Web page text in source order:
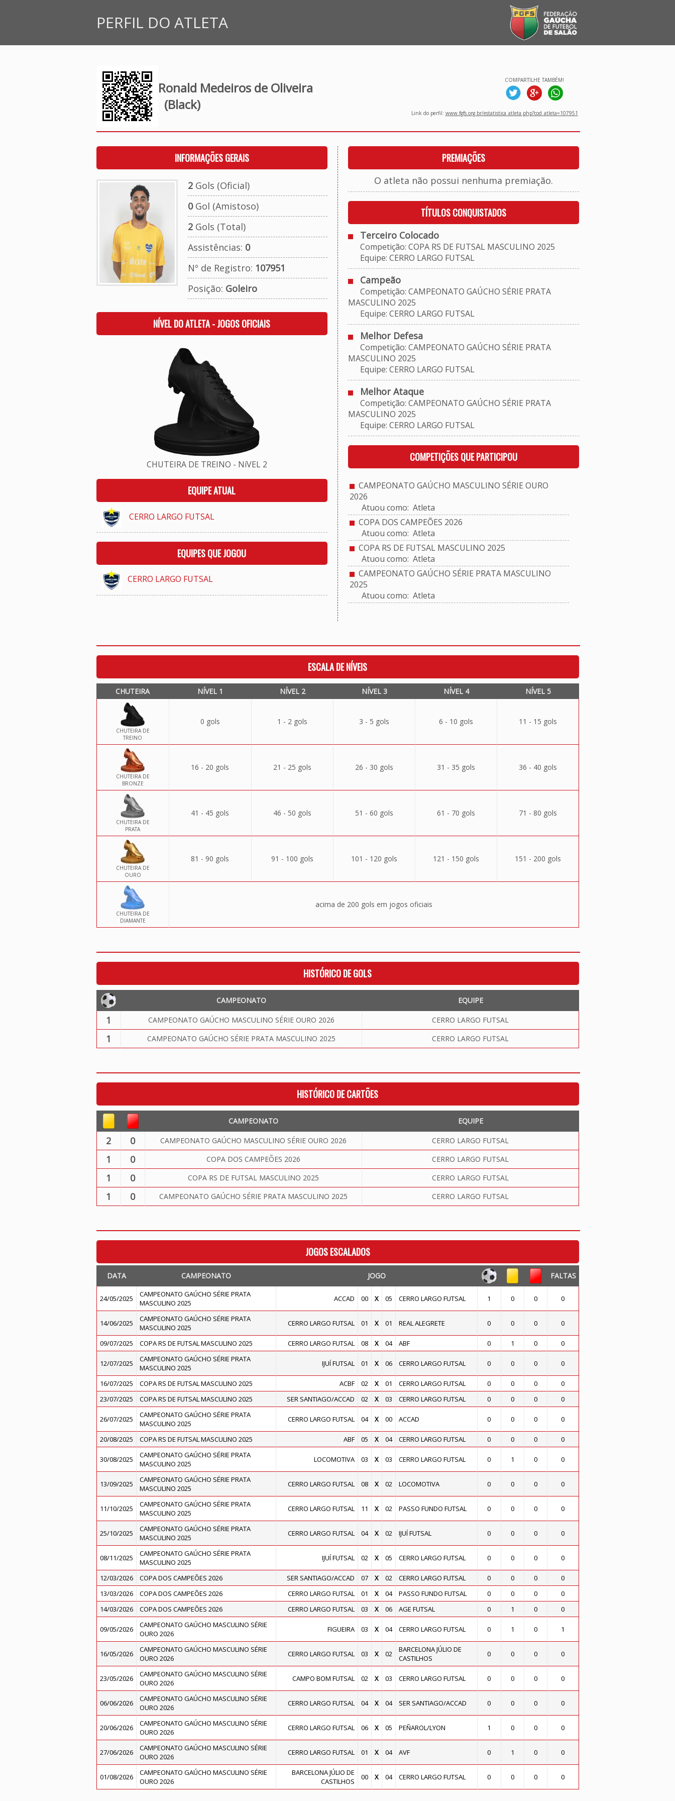
PERFIL DO ATLETA
Ronald Medeiros de Oliveira
(Black)
COMPARTILHE TAMBÉM!
Link do perfil: www.fgfs.org.br/estatistica_atleta.php?cod_atleta=107951
INFORMAÇÕES GERAIS
2Gols (Oficial)
0Gol (Amistoso)
2Gols (Total)
Assistências: 0
Nº de Registro: 107951
Posição: Goleiro
NÍVEL DO ATLETA - JOGOS OFICIAIS
CHUTEIRA DE TREINO - NíVEL 2
EQUIPE ATUAL
CERRO LARGO FUTSAL
EQUIPES QUE JOGOU
CERRO LARGO FUTSAL
PREMIAÇÕES
O atleta não possui nenhuma premiação.
TÍTULOS CONQUISTADOS
Terceiro Colocado
Competição: COPA RS DE FUTSAL MASCULINO 2025
Equipe: CERRO LARGO FUTSAL
Campeão
Competição: CAMPEONATO GAÚCHO SÉRIE PRATA
MASCULINO 2025
Equipe: CERRO LARGO FUTSAL
Melhor Defesa
Competição: CAMPEONATO GAÚCHO SÉRIE PRATA
MASCULINO 2025
Equipe: CERRO LARGO FUTSAL
Melhor Ataque
Competição: CAMPEONATO GAÚCHO SÉRIE PRATA
MASCULINO 2025
Equipe: CERRO LARGO FUTSAL
COMPETIÇÕES QUE PARTICIPOU
CAMPEONATO GAÚCHO MASCULINO SÉRIE OURO
2026
Atuou como: Atleta
COPA DOS CAMPEÕES 2026
Atuou como: Atleta
COPA RS DE FUTSAL MASCULINO 2025
Atuou como: Atleta
CAMPEONATO GAÚCHO SÉRIE PRATA MASCULINO
2025
Atuou como: Atleta
ESCALA DE NÍVEIS
CHUTEIRA NÍVEL 1 NÍVEL 2 NÍVEL 3 NÍVEL 4 NÍVEL 5
CHUTEIRA DE
TREINO
0 gols 1 - 2 gols 3 - 5 gols 6 - 10 gols 11 - 15 gols
CHUTEIRA DE
BRONZE
16 - 20 gols 21 - 25 gols 26 - 30 gols 31 - 35 gols 36 - 40 gols
CHUTEIRA DE
PRATA
41 - 45 gols 46 - 50 gols 51 - 60 gols 61 - 70 gols 71 - 80 gols
CHUTEIRA DE
OURO
81 - 90 gols 91 - 100 gols 101 - 120 gols 121 - 150 gols 151 - 200 gols
CHUTEIRA DE
DIAMANTE
acima de 200 gols em jogos oficiais
HISTÓRICO DE GOLS
CAMPEONATO EQUIPE
1 CAMPEONATO GAÚCHO MASCULINO SÉRIE OURO 2026 CERRO LARGO FUTSAL
1 CAMPEONATO GAÚCHO SÉRIE PRATA MASCULINO 2025 CERRO LARGO FUTSAL
HISTÓRICO DE CARTÕES
CAMPEONATO EQUIPE
2 0 CAMPEONATO GAÚCHO MASCULINO SÉRIE OURO 2026 CERRO LARGO FUTSAL
1 0 COPA DOS CAMPEÕES 2026 CERRO LARGO FUTSAL
1 0 COPA RS DE FUTSAL MASCULINO 2025 CERRO LARGO FUTSAL
1 0 CAMPEONATO GAÚCHO SÉRIE PRATA MASCULINO 2025 CERRO LARGO FUTSAL
JOGOS ESCALADOS
DATA CAMPEONATO JOGO FALTAS
24/05/2025
CAMPEONATO GAÚCHO SÉRIE PRATA
MASCULINO 2025
ACCAD 00 X 05 CERRO LARGO FUTSAL 1 0 0 0
14/06/2025
CAMPEONATO GAÚCHO SÉRIE PRATA
MASCULINO 2025
CERRO LARGO FUTSAL 01 X 01 REAL ALEGRETE 0 0 0 0
09/07/2025 COPA RS DE FUTSAL MASCULINO 2025 CERRO LARGO FUTSAL 08 X 04 ABF 0 1 0 0
12/07/2025
CAMPEONATO GAÚCHO SÉRIE PRATA
MASCULINO 2025
IJUÍ FUTSAL 01 X 06 CERRO LARGO FUTSAL 0 0 0 0
16/07/2025 COPA RS DE FUTSAL MASCULINO 2025 ACBF 02 X 01 CERRO LARGO FUTSAL 0 0 0
0
23/07/2025
COPA RS DE FUTSAL MASCULINO 2025 SER SANTIAGO/ACCAD 02 X 03 CERRO LARGO FUTSAL 0 0 0 0
26/07/2025
CAMPEONATO GAÚCHO SÉRIE PRATA
MASCULINO 2025
CERRO LARGO FUTSAL 04 X 00 ACCAD 0 0 0 0
20/08/2025 COPA RS DE FUTSAL MASCULINO 2025 ABF 05 X 04 CERRO LARGO FUTSAL 0 0 0 0
30/08/2025
CAMPEONATO GAÚCHO SÉRIE PRATA
MASCULINO 2025
LOCOMOTIVA 03 X 03 CERRO LARGO FUTSAL 0 1 0 0
13/09/2025
CAMPEONATO GAÚCHO SÉRIE PRATA
MASCULINO 2025
CERRO LARGO FUTSAL 08 X 02 LOCOMOTIVA 0 0 0 0
11/10/2025
CAMPEONATO GAÚCHO SÉRIE PRATA
MASCULINO 2025
CERRO LARGO FUTSAL 11 X 02 PASSO FUNDO FUTSAL 0 0 0 0
25/10/2025
CAMPEONATO GAÚCHO SÉRIE PRATA
MASCULINO 2025
CERRO LARGO FUTSAL 04 X 02 IJUÍ FUTSAL 0 0 0 0
08/11/2025
CAMPEONATO GAÚCHO SÉRIE PRATA
MASCULINO 2025
IJUÍ FUTSAL 02 X 05 CERRO LARGO FUTSAL 0 0 0 0
12/03/2026 COPA DOS CAMPEÕES 2026 SER SANTIAGO/ACCAD 07 X 02 CERRO LARGO FUTSAL 0 0 0
0
13/03/2026
COPA DOS CAMPEÕES 2026 CERRO LARGO FUTSAL 01 X 04 PASSO FUNDO FUTSAL 0 0 0
0
14/03/2026
COPA DOS CAMPEÕES 2026 CERRO LARGO FUTSAL 03 X 06 AGE FUTSAL 0 1 0 0
09/05/2026
CAMPEONATO GAÚCHO MASCULINO SÉRIE
OURO 2026
FIGUEIRA 03 X 04 CERRO LARGO FUTSAL 0 1 0 1
16/05/2026
CAMPEONATO GAÚCHO MASCULINO SÉRIE
OURO 2026
CERRO LARGO FUTSAL 03 X 02
BARCELONA JÚLIO DE
CASTILHOS
0 0 0 0
23/05/2026
CAMPEONATO GAÚCHO MASCULINO SÉRIE
OURO 2026
CAMPO BOM FUTSAL 02 X 03 CERRO LARGO FUTSAL 0 0 0 0
06/06/2026
CAMPEONATO GAÚCHO MASCULINO SÉRIE
OURO 2026
CERRO LARGO FUTSAL 04 X 04 SER SANTIAGO/ACCAD 0 0 0 0
20/06/2026
CAMPEONATO GAÚCHO MASCULINO SÉRIE
OURO 2026
CERRO LARGO FUTSAL 06 X 05 PEÑAROL/LYON 1 0 0 0
27/06/2026
CAMPEONATO GAÚCHO MASCULINO SÉRIE
OURO 2026
CERRO LARGO FUTSAL 01 X 04 AVF 0 1 0 0
01/08/2026
CAMPEONATO GAÚCHO MASCULINO SÉRIE
OURO 2026
BARCELONA JÚLIO DE
CASTILHOS
00 X 04 CERRO LARGO FUTSAL 0 0 0 0